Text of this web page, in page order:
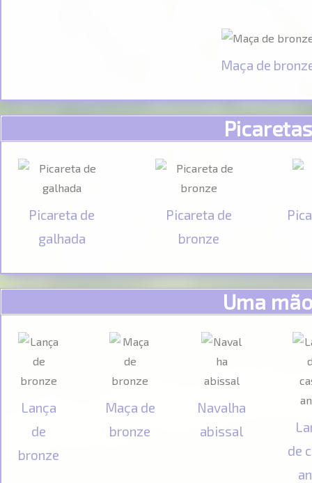
Maça de
Picaretas
Picareta de
galhada
Picareta de
bronze
Uma mão
Lança
de
bronze
Maça de
bronze
Navalha
abissal
de